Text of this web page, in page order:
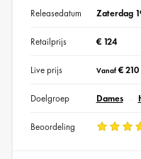
Releasedatum Zaterdag
Retailprijs € 124
Live prijs Vanaf€ 210
Doelgroep Dames
Beoordeling